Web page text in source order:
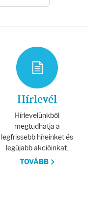
Hírlevél
Hírlevelünkből
megtudhatja a
legfrissebb híreinket és
legújabb akcióinkat.
TOVÁBB